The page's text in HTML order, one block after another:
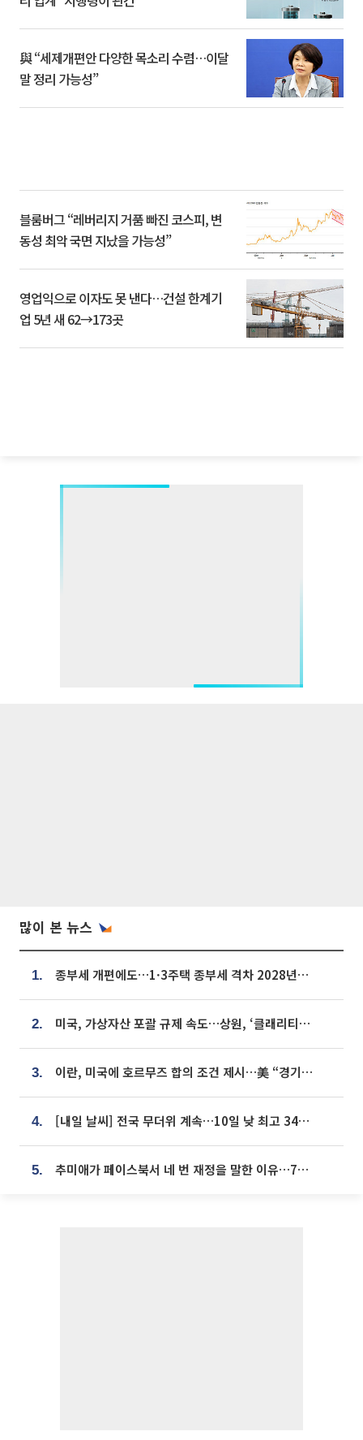
與 “세제개편안 다양한 목소리 수렴…이달
말 정리 가능성”
블룸버그 “레버리지 거품 빠진 코스피, 변
동성 최악 국면 지났을 가능성”
영업익으로 이자도 못 낸다…건설 한계기
업 5년 새 62→173곳
많이 본 뉴스
1. 종부세 개편에도…1·3주택 종부세 격차 2028년부터 확대
2. 미국, 가상자산 포괄 규제 속도…상원, ‘클래리티법’ 9월 절차투표 추진
3. 이란, 미국에 호르무즈 합의 조건 제시…美 “경기 아직 안 끝나” [종합]
4. [내일 날씨] 전국 무더위 계속…10일 낮 최고 34도 육박
5. 추미애가 페이스북서 네 번 재정을 말한 이유…7700억 추경 열쇠는 도의회에